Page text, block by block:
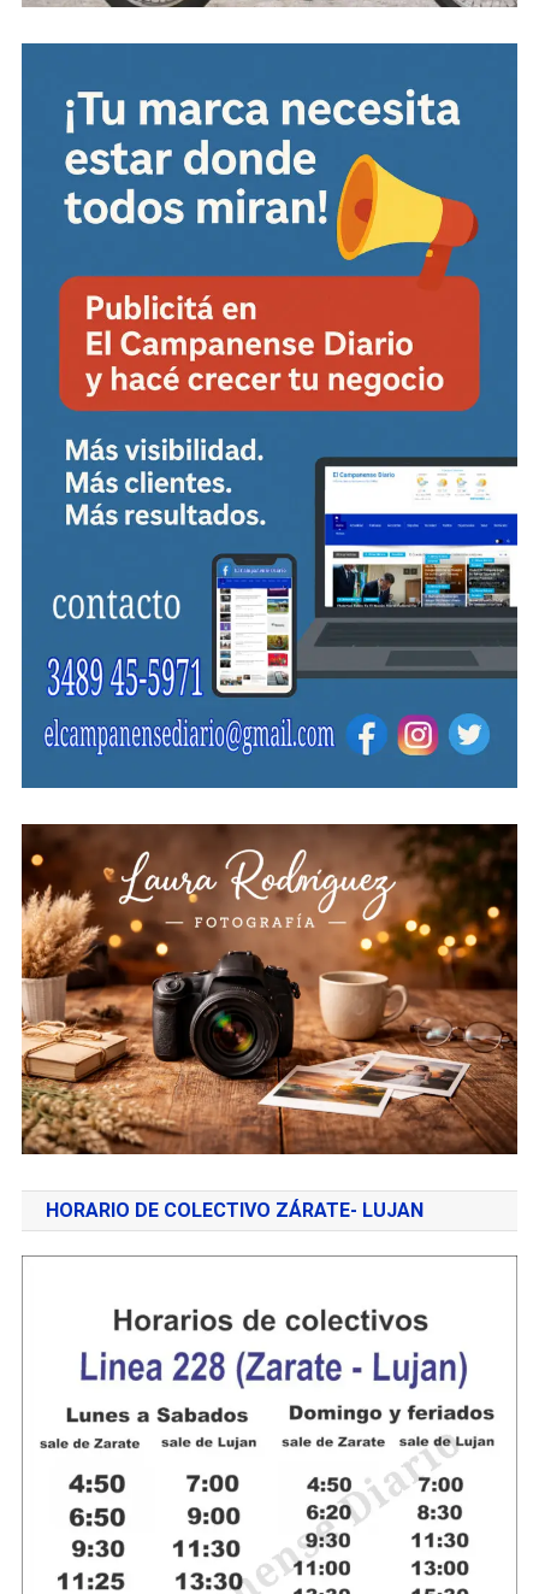
HORARIO DE COLECTIVO ZÁRATE- LUJAN